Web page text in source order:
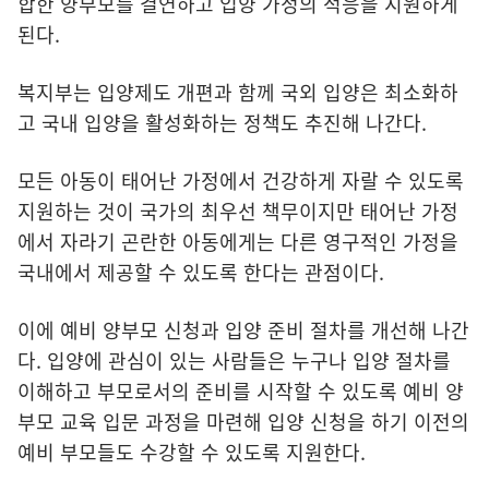
된다.
복지부는 입양제도 개편과 함께 국외 입양은 최소화하
고 국내 입양을 활성화하는 정책도 추진해 나간다.
모든 아동이 태어난 가정에서 건강하게 자랄 수 있도록
지원하는 것이 국가의 최우선 책무이지만 태어난 가정
에서 자라기 곤란한 아동에게는 다른 영구적인 가정을
국내에서 제공할 수 있도록 한다는 관점이다.
이에 예비 양부모 신청과 입양 준비 절차를 개선해 나간
다. 입양에 관심이 있는 사람들은 누구나 입양 절차를
이해하고 부모로서의 준비를 시작할 수 있도록 예비 양
부모 교육 입문 과정을 마련해 입양 신청을 하기 이전의
예비 부모들도 수강할 수 있도록 지원한다.